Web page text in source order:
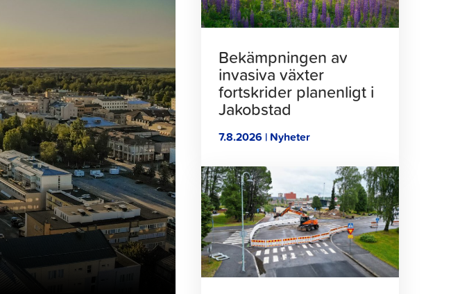
Bekämpningen av
invasiva växter
fortskrider planenligt i
Jakobstad
7.8.2026 | Nyheter
Klicka
för
att
läsa
artikeln